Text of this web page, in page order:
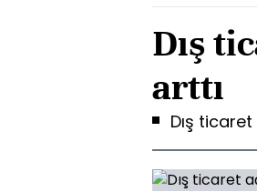
Dış
arttı
Dış ticaret